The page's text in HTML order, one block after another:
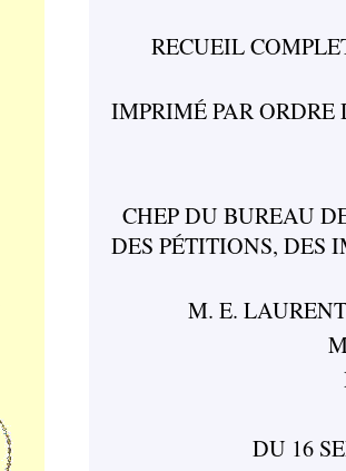
RECUEIL
IMPRIMÉ PAR ORDRE
CHEP DU BUREAU
DES PÉTITIONS, DES
M. E.
DU 16